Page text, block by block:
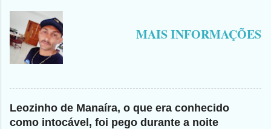
MAIS INFORMAÇÕES
Leozinho de Manaíra, o que era conhecido
como intocável, foi pego durante a noite